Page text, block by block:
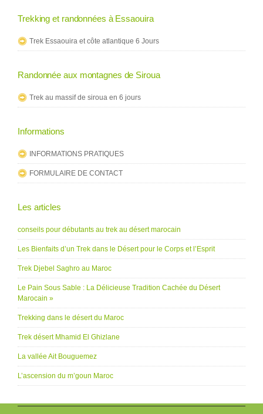
Trekking et randonnées à Essaouira
Trek Essaouira et côte atlantique 6 Jours
Randonnée aux montagnes de Siroua
Trek au massif de siroua en 6 jours
Informations
INFORMATIONS PRATIQUES
FORMULAIRE DE CONTACT
Les articles
conseils pour débutants au trek au désert marocain
Les Bienfaits d’un Trek dans le Désert pour le Corps et l’Esprit
Trek Djebel Saghro au Maroc
Le Pain Sous Sable : La Délicieuse Tradition Cachée du Désert
Marocain »
Trekking dans le désert du Maroc
Trek désert Mhamid El Ghizlane
La vallée Ait Bouguemez
L’ascension du m’goun Maroc